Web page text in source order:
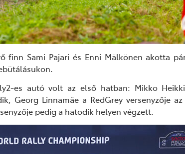
finn Sami Pajari és Enni Mälkönen akotta
es autó volt az első hatban: Mikko
Georg Linnamäe a RedGrey versenyzője
pedig a hatodik helyen végzett.